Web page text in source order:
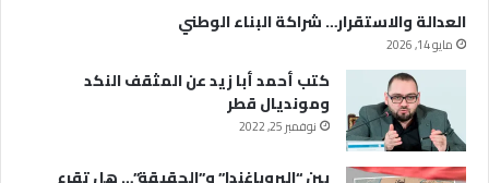
العدالة والاستقرار… شراكة البناء الوطني
مايو 14, 2026
كتب أحمد أبا زيد عن المثقف النكد
ومونديال قطر
نوفمبر 25, 2022